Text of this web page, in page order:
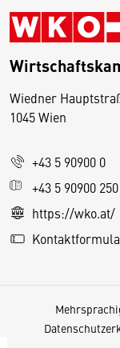
Wiedner
1045 Wien
+43 5 90900 0
+43 5 90900 250
https://wko.at/
D
s
e
S
e